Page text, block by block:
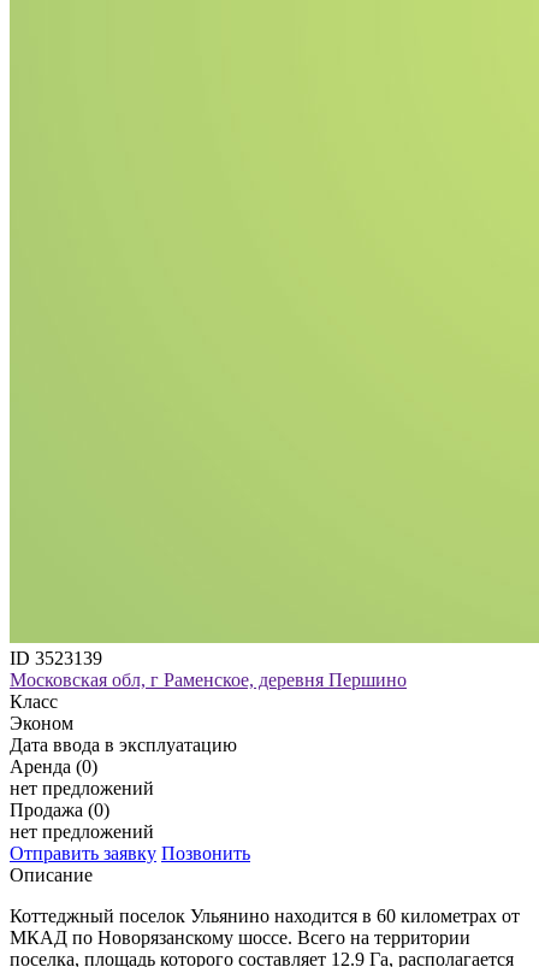
ID 3523139
Московская обл, г Раменское, деревня Першино
Класс
Эконом
Дата ввода в эксплуатацию
Аренда (0)
нет предложений
Продажа (0)
нет предложений
Отправить заявку Позвонить
Описание
Коттеджный поселок Ульянино находится в 60 километрах от
МКАД по Новорязанскому шоссе. Всего на территории
поселка, площадь которого составляет 12.9 Га, располагается